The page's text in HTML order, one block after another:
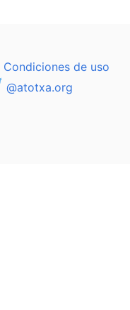
Condiciones de uso
@atotxa.org